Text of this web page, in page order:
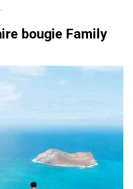
bougie Family